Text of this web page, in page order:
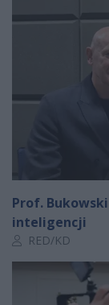
Prof.
inteligencji
Autor artykułu:
RED/KD